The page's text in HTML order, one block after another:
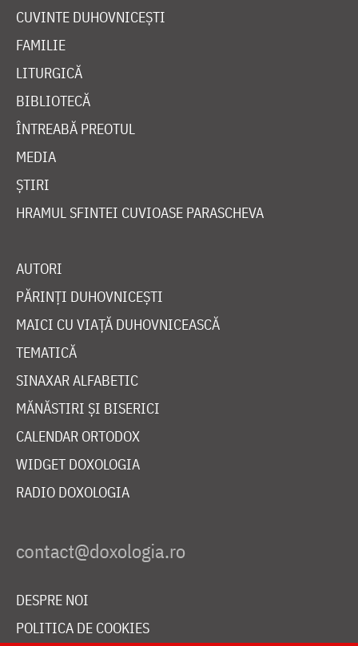
CUVINTE DUHOVNICEȘTI
FAMILIE
LITURGICĂ
BIBLIOTECĂ
ÎNTREABĂ PREOTUL
MEDIA
ȘTIRI
HRAMUL SFINTEI CUVIOASE PARASCHEVA
AUTORI
PĂRINȚI DUHOVNICEȘTI
MAICI CU VIAȚĂ DUHOVNICEASCĂ
TEMATICĂ
SINAXAR ALFABETIC
MĂNĂSTIRI ȘI BISERICI
CALENDAR ORTODOX
WIDGET DOXOLOGIA
RADIO DOXOLOGIA
DESPRE NOI
POLITICA DE COOKIES